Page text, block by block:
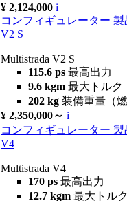
¥ 2,124,000 i
コンフィギュレーター 製
V2 S
Multistrada V2 S
115.6 ps 最高出力
9.6 kgm 最大トルク
202 kg 装備重量（
¥ 2,350,000～ i
コンフィギュレーター 製
V4
Multistrada V4
170 ps 最高出力
12.7 kgm 最大トルク